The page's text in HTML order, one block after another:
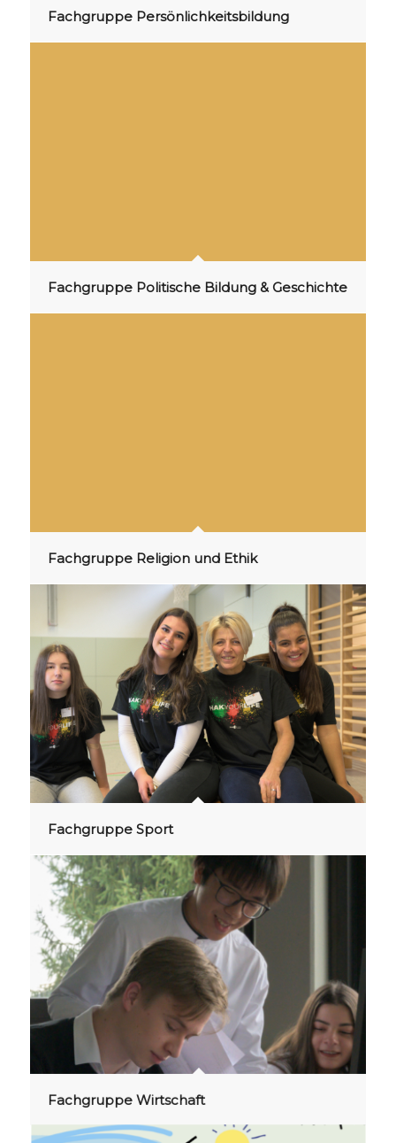
Fachgruppe Persönlichkeitsbildung
Fachgruppe Politische Bildung & Geschichte
Fachgruppe Religion und Ethik
Fachgruppe Sport
Fachgruppe Wirtschaft